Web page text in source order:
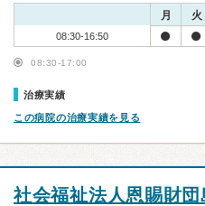
月 火
08:30-16:50
08:30-17:00
治療実績
この病院の治療実績を見る
社会福祉法人恩賜財